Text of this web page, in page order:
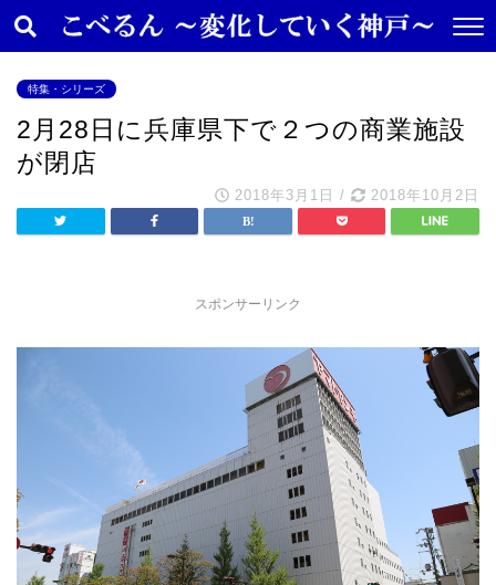
特集・シリーズ
2月28日に兵庫県下で２つの商業施設
が閉店
2018年3月1日 / 2018年10月2日
スポンサーリンク